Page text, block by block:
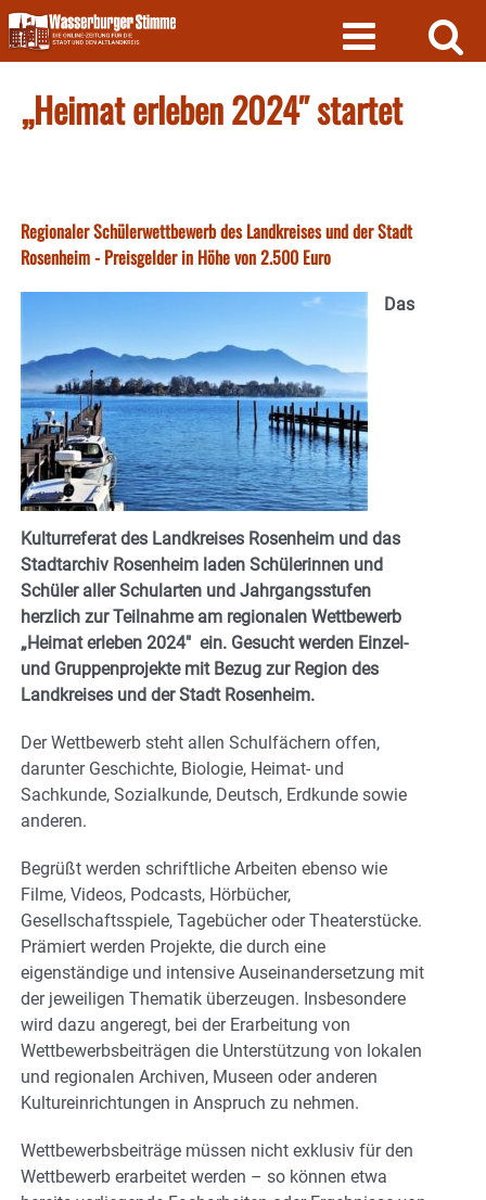
Skip
to
content
„Heimat erleben 2024″ startet
Regionaler Schülerwettbewerb des Landkreises und der Stadt
Rosenheim - Preisgelder in Höhe von 2.500 Euro
Das
Kulturreferat des Landkreises Rosenheim und das
Stadtarchiv Rosenheim laden Schülerinnen und
Schüler aller Schularten und Jahrgangsstufen
herzlich zur Teilnahme am regionalen Wettbewerb
„Heimat erleben 2024″ ein. Gesucht werden Einzel-
und Gruppenprojekte mit Bezug zur Region des
Landkreises und der Stadt Rosenheim.
Der Wettbewerb steht allen Schulfächern offen,
darunter Geschichte, Biologie, Heimat- und
Sachkunde, Sozialkunde, Deutsch, Erdkunde sowie
anderen.
Begrüßt werden schriftliche Arbeiten ebenso wie
Filme, Videos, Podcasts, Hörbücher,
Gesellschaftsspiele, Tagebücher oder Theaterstücke.
Prämiert werden Projekte, die durch eine
eigenständige und intensive Auseinandersetzung mit
der jeweiligen Thematik überzeugen. Insbesondere
wird dazu angeregt, bei der Erarbeitung von
Wettbewerbsbeiträgen die Unterstützung von lokalen
und regionalen Archiven, Museen oder anderen
Kultureinrichtungen in Anspruch zu nehmen.
Wettbewerbsbeiträge müssen nicht exklusiv für den
Wettbewerb erarbeitet werden – so können etwa